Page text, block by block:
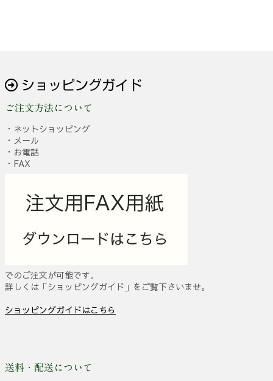
ショッピングガイド
ご注文方法について
・ネットショッピング
・メール
・お電話
・FAX
でのご注文が可能です。
詳しくは「ショッピングガイド」をご覧下さいませ。
ショッピングガイドはこちら
送料・配送について